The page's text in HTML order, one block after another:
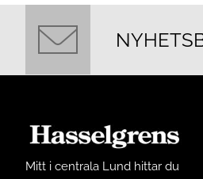
Mitt i centrala Lund hittar du